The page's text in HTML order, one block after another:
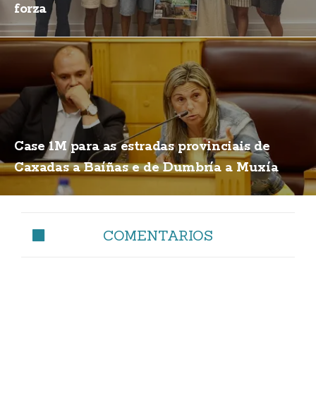
forza
Case 1M para as estradas provinciais de
Caxadas a Baíñas e de Dumbría a Muxía
COMENTARIOS